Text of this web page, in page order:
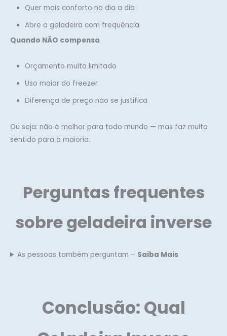
Quer mais conforto no dia a dia
Abre a geladeira com frequência
Quando NÃO compensa
Orçamento muito limitado
Uso maior do freezer
Diferença de preço não se justifica
Ou seja: não é melhor para todo mundo — mas faz muito
sentido para a maioria.
Perguntas frequentes
sobre geladeira inverse
As pessoas também perguntam – Saiba Mais
Conclusão: Qual